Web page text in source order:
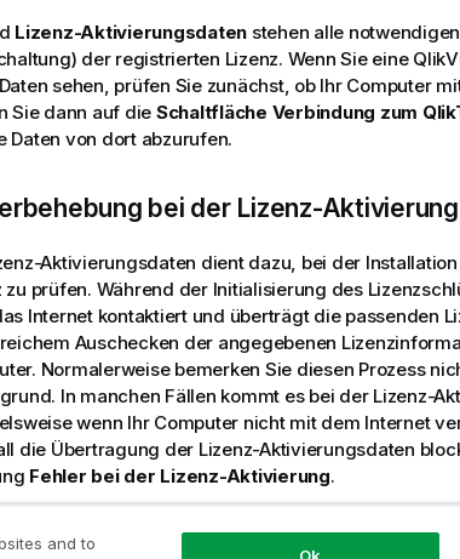
Lizenz-Aktivierungsdaten stehen alle
der registrierten Lizenz. Wenn Sie eine
sehen, prüfen Sie zunächst, ob Ihr Computer
Sie dann auf die Schaltfläche Verbindung zum
Daten von dort abzurufen.
bei der Lizenz-Aktivierung
Aktivierungsdaten dient dazu, bei der
zu prüfen. Während der Initialisierung des
Internet kontaktiert und überträgt die passenden
Auschecken der angegebenen
Normalerweise bemerken Sie diesen Prozess
In manchen Fällen kommt es bei der Lizenz-
wenn Ihr Computer nicht mit dem Internet
die Übertragung der Lizenz-Aktivierungsdaten
Fehler bei der Lizenz-Aktivierung.
im Besitz einer gültigen Lizenz und haben aber
vom QlikTech Lizenz-Server abzurufen,
and to